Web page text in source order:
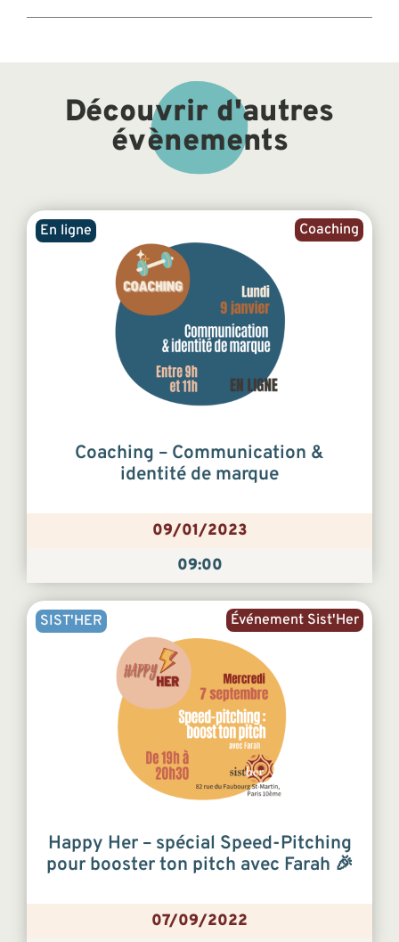
Découvrir d'autres
évènements
Coaching
En ligne
Coaching – Communication &
identité de marque
09/01/2023
09:00
Événement Sist'Her
SIST'HER
Happy Her – spécial Speed-Pitching
pour booster ton pitch avec Farah 🎉
07/09/2022